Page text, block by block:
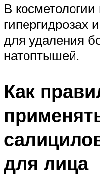
В косметологии
гипергидрозах
для удаления
натоптышей.
Как
для лица